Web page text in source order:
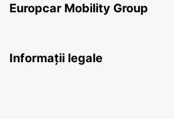
Europcar Mobility Group
Informații legale